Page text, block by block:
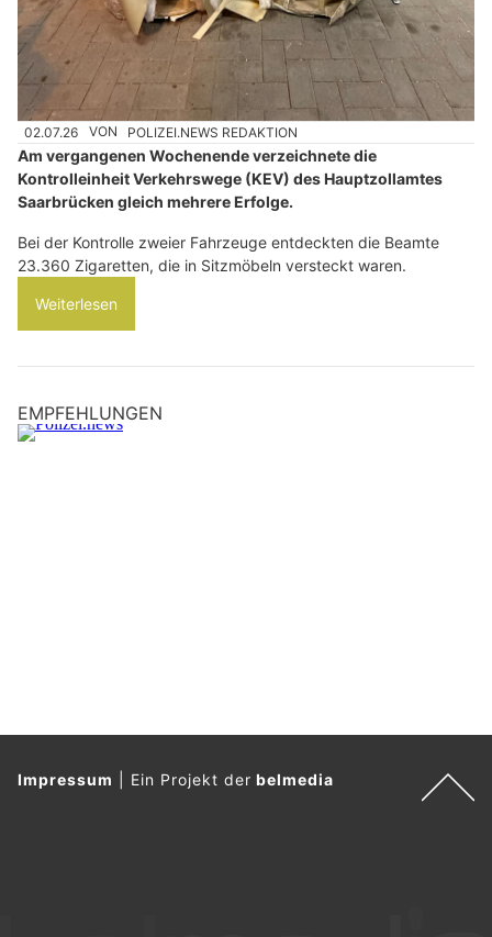
02.07.26 VON POLIZEI.NEWS REDAKTION
Am vergangenen Wochenende verzeichnete die
Kontrolleinheit Verkehrswege (KEV) des Hauptzollamtes
Saarbrücken gleich mehrere Erfolge.
Bei der Kontrolle zweier Fahrzeuge entdeckten die Beamte
23.360 Zigaretten, die in Sitzmöbeln versteckt waren.
Weiterlesen
EMPFEHLUNGEN
Impressum Ein Projekt derbelmedia